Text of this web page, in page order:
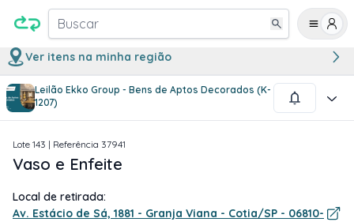
Buscar
Ver itens na minha região
Leilão Ekko Group - Bens de Aptos Decorados (K-
1207)
1/1
Lote 143 | Referência 37941
Vaso e Enfeite
Local de retirada:
Av. Estácio de Sá, 1881 - Granja Viana - Cotia/SP - 06810-